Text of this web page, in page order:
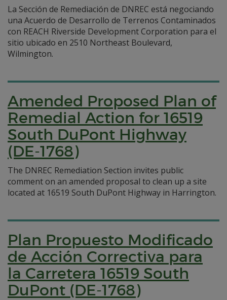
La Sección de Remediación de DNREC está negociando
una Acuerdo de Desarrollo de Terrenos Contaminados
con REACH Riverside Development Corporation para el
sitio ubicado en 2510 Northeast Boulevard,
Wilmington.
Amended Proposed Plan of
Remedial Action for 16519
South DuPont Highway
(DE-1768)
The DNREC Remediation Section invites public
comment on an amended proposal to clean up a site
located at 16519 South DuPont Highway in Harrington.
Plan Propuesto Modificado
de Acción Correctiva para
la Carretera 16519 South
DuPont (DE-1768)